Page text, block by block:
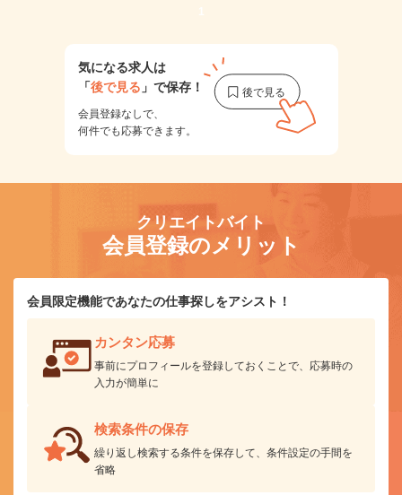
1
気になる求人は
「後で見る 」で保存！
会員登録なしで、
何件でも応募できます。
クリエイトバイト
会員登録のメリット
会員限定機能であなたの仕事探しをアシスト！
カンタン応募
事前にプロフィールを登録しておくことで、応募時の
入力が簡単に
検索条件の保存
繰り返し検索する条件を保存して、条件設定の手間を
省略